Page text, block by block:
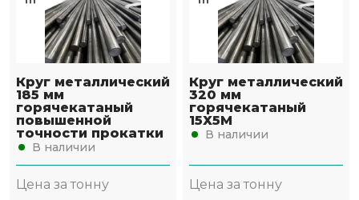
Круг металлический
185 мм
горячекатаный
повышенной
точности прокатки
В наличии
Цена за тонну
Круг металлический
320 мм
горячекатаный
15Х5М
В наличии
Цена за тонну